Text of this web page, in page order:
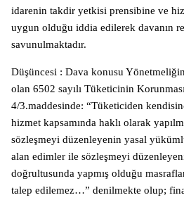
idarenin takdir yetkisi prensibine ve
uygun olduğu iddia edilerek davanın
savunulmaktadır.
Düşüncesi : Dava konusu
olan 6502 sayılı Tüketicinin
4/3.maddesinde: “Tüketiciden
hizmet kapsamında haklı olarak
sözleşmeyi düzenleyenin yasal
alan edimler ile sözleşmeyi
doğrultusunda yapmış olduğu
talep edilemez…” denilmekte olup;